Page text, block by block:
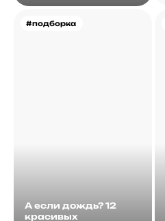
#подборка
А если дождь? 12
красивых